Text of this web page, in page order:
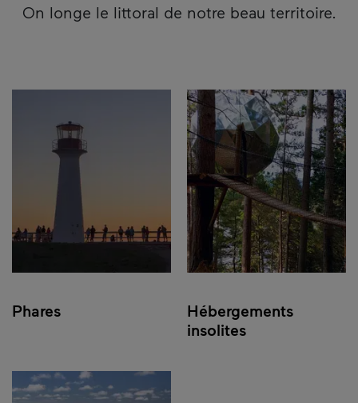
On longe le littoral de notre beau territoire.
Phares
Hébergements
insolites